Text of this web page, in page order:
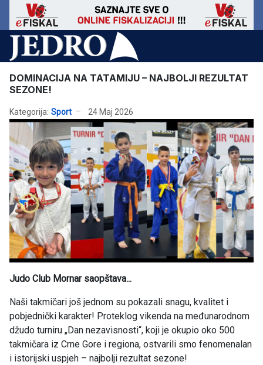
DOMINACIJA NA TATAMIJU – NAJBOLJI REZULTAT
SEZONE!
Kategorija: Sport 24 Maj 2026
Judo Club Mornar saopštava...
Naši takmičari još jednom su pokazali snagu, kvalitet i
pobjednički karakter! Proteklog vikenda na međunarodnom
džudo turniru „Dan nezavisnosti“, koji je okupio oko 500
takmičara iz Crne Gore i regiona, ostvarili smo fenomenalan
i istorijski uspjeh – najbolji rezultat sezone!